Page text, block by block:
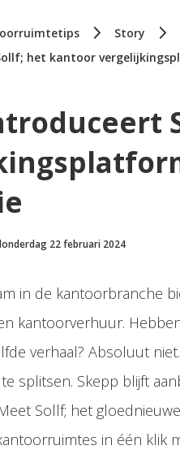
Story
het kantoor
22 februari 2024
in de kantoorbranche
kantoorverhuur.
verhaal? Absoluut
splitsen. Skepp blijft
Sollf; het
in één klik